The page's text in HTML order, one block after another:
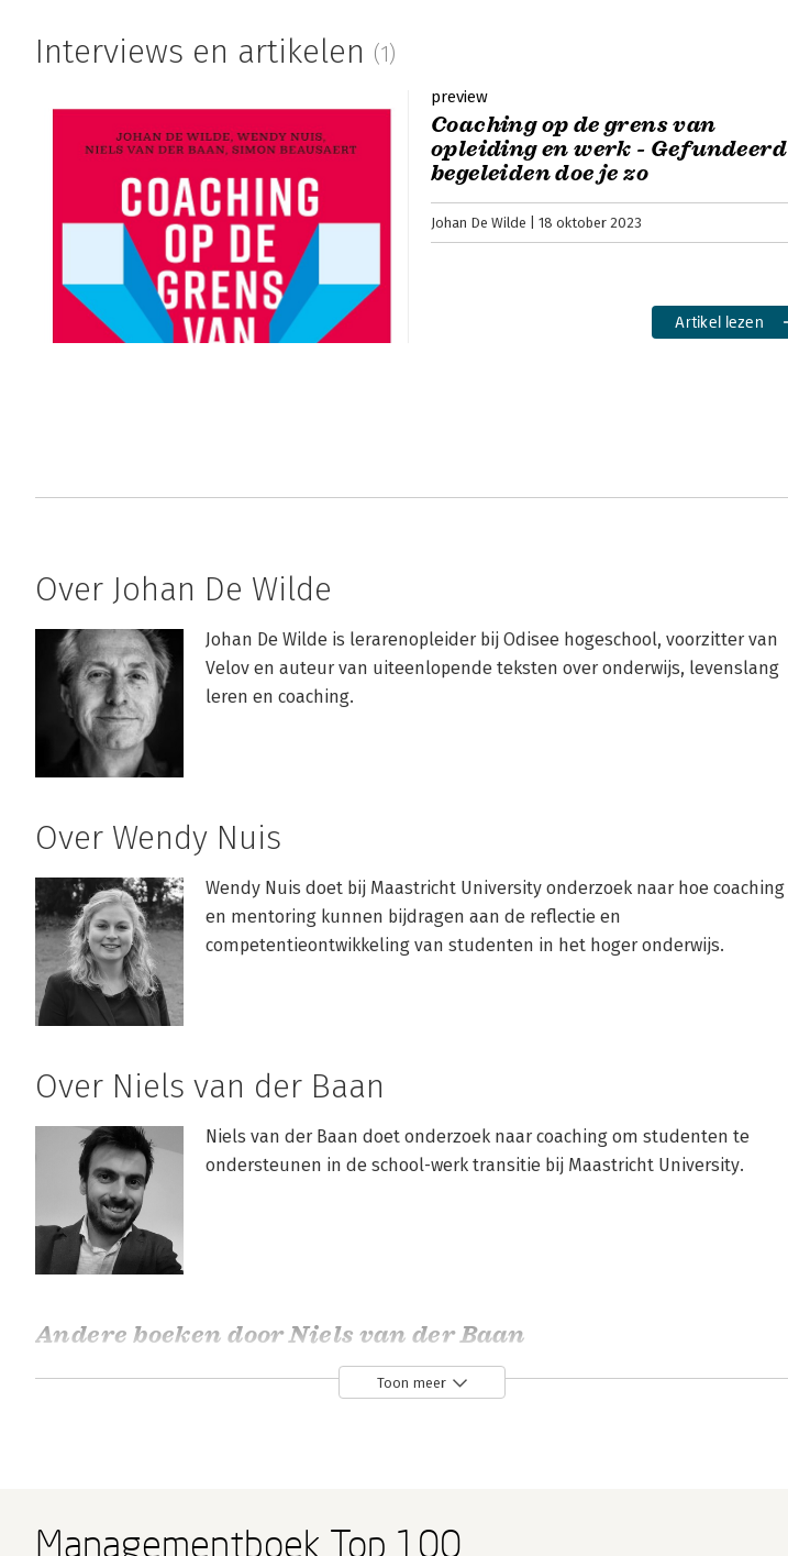
Interviews en artikelen (1)
preview
Coaching op de grens van
opleiding en werk - Gefundeerd
begeleiden doe je zo
Johan De Wilde 18 oktober 2023
Artikel lezen
Over Johan De Wilde
Johan De Wilde is lerarenopleider bij Odisee hogeschool, voorzitter van
Velov en auteur van uiteenlopende teksten over onderwijs, levenslang
leren en coaching.
Over Wendy Nuis
Wendy Nuis doet bij Maastricht University onderzoek naar hoe coaching
en mentoring kunnen bijdragen aan de reflectie en
competentieontwikkeling van studenten in het hoger onderwijs.
Over Niels van der Baan
Niels van der Baan doet onderzoek naar coaching om studenten te
ondersteunen in de school-werk transitie bij Maastricht University.
Andere boeken door Niels van der Baan
Toon meer
Managementboek Top 100